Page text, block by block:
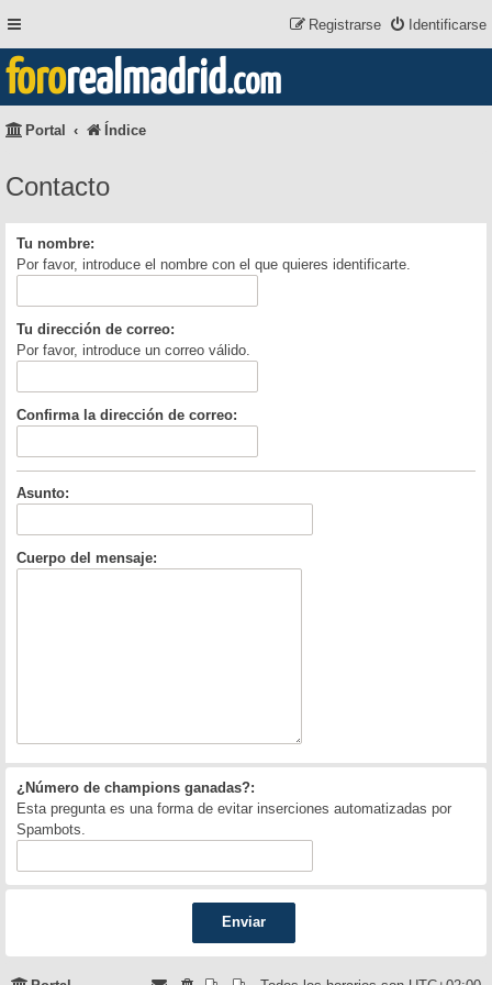
Identificarse
Registrarse
fororealmadrid.com
Portal Índice
Contacto
Tu nombre:
Por favor, introduce el nombre con el que quieres identificarte.
Tu dirección de correo:
Por favor, introduce un correo válido.
Confirma la dirección de correo:
Asunto:
Cuerpo del mensaje:
¿Número de champions ganadas?:
Esta pregunta es una forma de evitar inserciones automatizadas por
Spambots.